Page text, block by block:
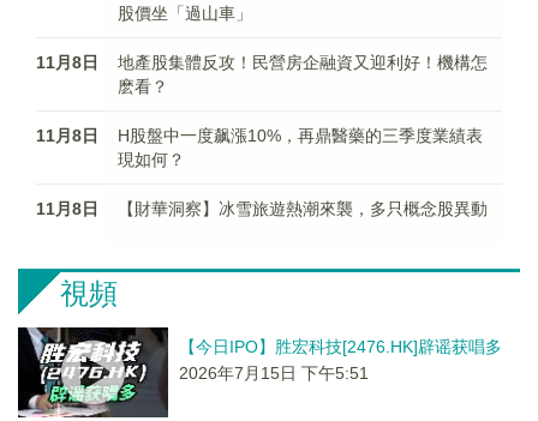
股價坐「過山車」
11月8日
地產股集體反攻！民營房企融資又迎利好！機構怎
麽看？
11月8日
H股盤中一度飙漲10%，再鼎醫藥的三季度業績表
現如何？
11月8日 【財華洞察】冰雪旅遊熱潮來襲，多只概念股異動
視頻
【今日IPO】胜宏科技[2476.HK]辟谣获唱多
2026年7月15日 下午5:51